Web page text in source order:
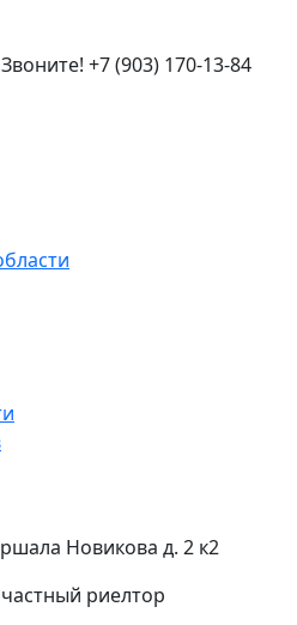
Звоните! +7 (903) 170-13-84
Новикова д. 2 к2
риелтор